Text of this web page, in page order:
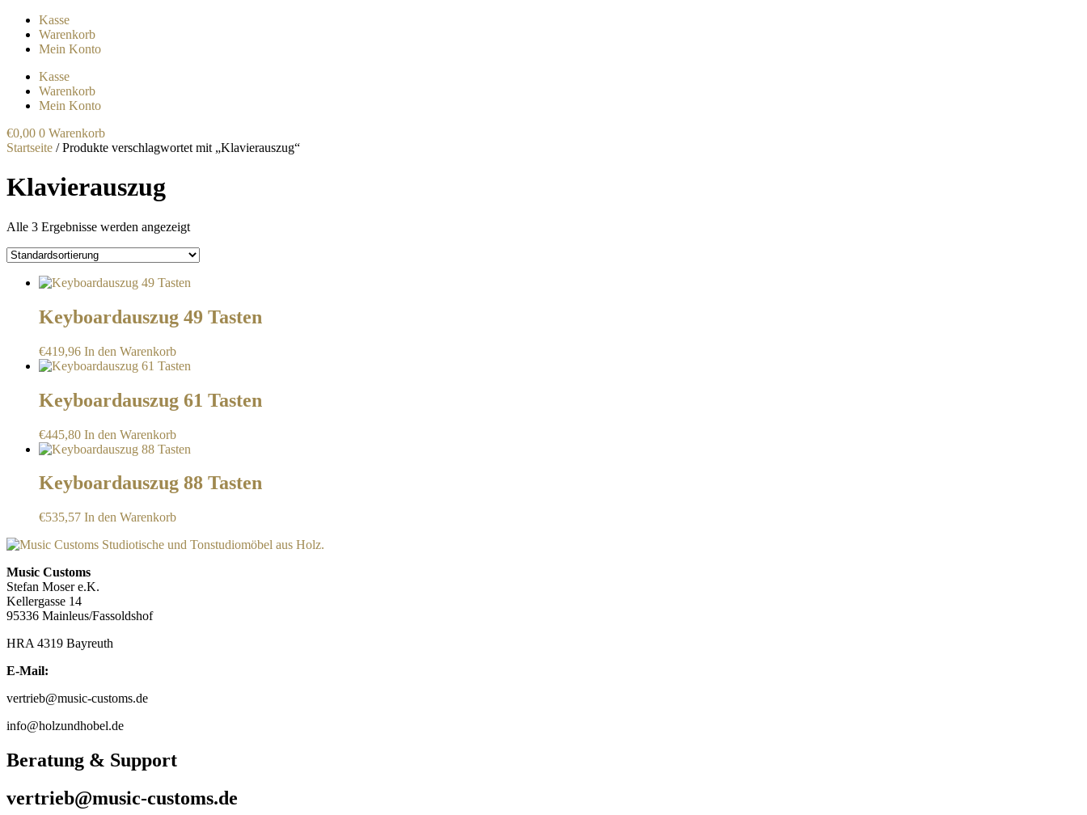
Kasse
Warenkorb
Mein Konto
Kasse
Warenkorb
Mein Konto
€0,00 0 Warenkorb
Startseite / Produkte verschlagwortet mit „Klavierauszug“
Klavierauszug
Alle 3 Ergebnisse werden angezeigt
Keyboardauszug 49 Tasten
€419,96 In den Warenkorb
Keyboardauszug 61 Tasten
€445,80 In den Warenkorb
Keyboardauszug 88 Tasten
€535,57 In den Warenkorb
Music Customs
Stefan Moser e.K.
Kellergasse 14
95336 Mainleus/Fassoldshof
HRA 4319 Bayreuth
E-Mail:
vertrieb@music-customs.de
info@holzundhobel.de
Beratung & Support
vertrieb@music-customs.de